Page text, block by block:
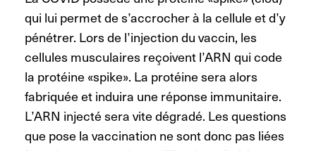
qui lui permet de s’accrocher à la cellule et d’y
pénétrer. Lors de l’injection du vaccin, les
cellules musculaires reçoivent l’ARN qui code
la protéine «spike». La protéine sera alors
fabriquée et induira une réponse immunitaire.
L’ARN injecté sera vite dégradé. Les questions
que pose la vaccination ne sont donc pas liées